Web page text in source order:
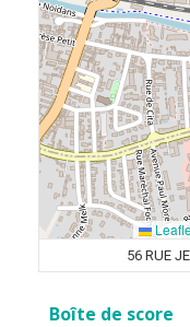
56 RUE
Boîte de score